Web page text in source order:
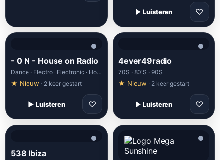
▶ Luisteren ♡
- 0 N - House on Radio
Dance · Electro · Electronic · House · Minimal
★ Nieuw · 2 keer gestart
▶ Luisteren ♡
4ever49radio
70S · 80'S · 90S
★ Nieuw · 2 keer gestart
▶ Luisteren ♡
538 Ibiza